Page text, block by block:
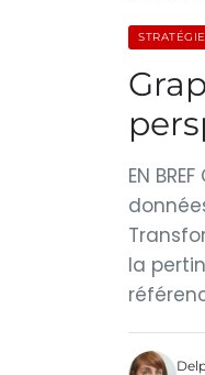
EN
la